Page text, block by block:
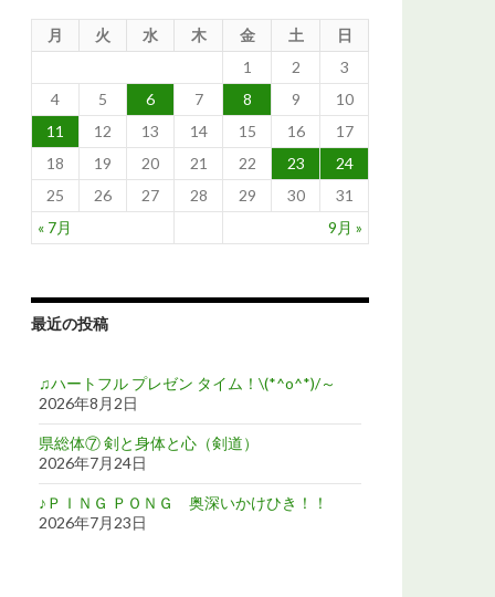
月 火 水 木 金 土 日
« 7月 9月 »
1 2
3
4
5 6 7 8 9
10
11
12 13 14 15 16
17
18
19 20 21 22 23
24
25
26 27 28 29 30 31
最近の投稿
♫ハートフル プレゼン タイム！\(*^o^*)/～
2026年8月2日
県総体⑦ 剣と身体と心（剣道）
2026年7月24日
♪ＰＩＮＧ ＰＯＮＧ 奥深いかけひき！！
2026年7月23日